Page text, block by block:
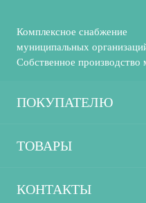
Комплексное снабжение
муниципальных
Собственное производство
ПОКУПАТЕЛЮ
ТОВАРЫ
КОНТАКТЫ